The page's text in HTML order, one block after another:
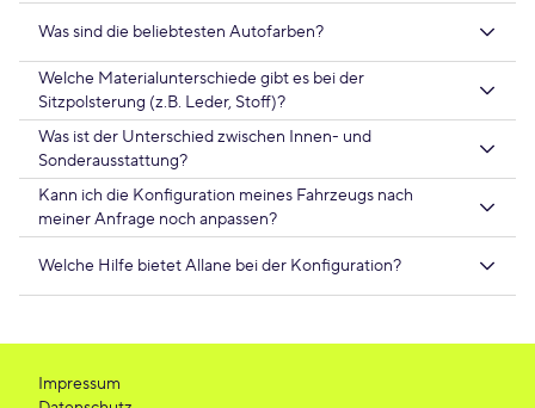
Was sind die beliebtesten Autofarben?
Welche Materialunterschiede gibt es bei der
Sitzpolsterung (z.B. Leder, Stoff)?
Was ist der Unterschied zwischen Innen- und
Sonderausstattung?
Kann ich die Konfiguration meines Fahrzeugs nach
meiner Anfrage noch anpassen?
Welche Hilfe bietet Allane bei der Konfiguration?
Impressum